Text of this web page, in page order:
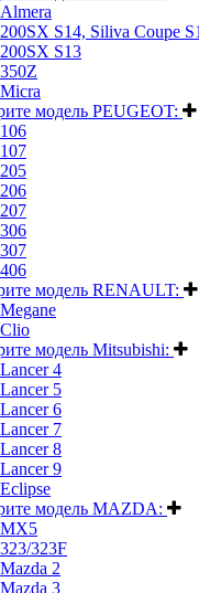
Almera
200SX S14, Siliva Coupe
200SX S13
350Z
Micra
модель PEUGEOT:
106
107
205
206
207
306
307
406
модель RENAULT:
Megane
Clio
модель Mitsubishi:
Lancer 4
Lancer 5
Lancer 6
Lancer 7
Lancer 8
Lancer 9
Eclipse
модель MAZDA:
MX5
323/323F
Mazda 2
Mazda 3